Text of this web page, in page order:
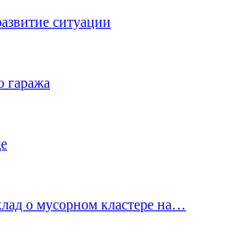
ситуации
гаража
о мусорном кластере на…